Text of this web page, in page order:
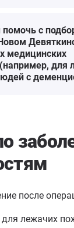
с
медицинских
для
с
после
для лежачих